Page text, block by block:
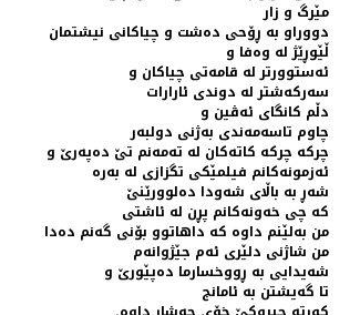
مێرگ و زار
دووراو بە ڕۆحی دەشت و چیاکانی نیشتمان
ڵێوڕێژ لە وەفا و
ئەستوورتر لە قامەتی چیاکان و
سەرکەشتر لە دوندی ئارارات
دڵم کانگای ئەڤین و
چاوم تاسەمەندی بەژنی دولبەر
چرکە چرکە کاتەکان لە تەمەنم تێ دەپەرێ و
ئەزمونەکانم فیلمێکی تگزازی لە بەرە
شەڕ بە باڵای شەودا دەلوورێنێ
کە چی خەونەکانم پڕن لە ئاشتی
من بەلێنم داوە کە داهاتوو بۆنی گەنم دەدا
من شاژنی دلێری ئەم جێژوانەم
شەیدایی بە ڕووخسارما دەپێورێ و
تا گەیشتن بە ئامانج